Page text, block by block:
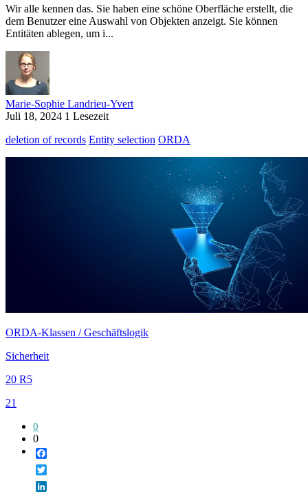
Wir alle kennen das. Sie haben eine schöne Oberfläche erstellt, die
dem Benutzer eine Auswahl von Objekten anzeigt. Sie können
Entitäten ablegen, um i...
Marie-Sophie Landrieu-Yvert
Juli 18, 2024 1 Lesezeit
deletion of records Entity selection ORDA
ORDA-Klassen / Geschäftslogik
Sicherheit
20 R5
21
0
0